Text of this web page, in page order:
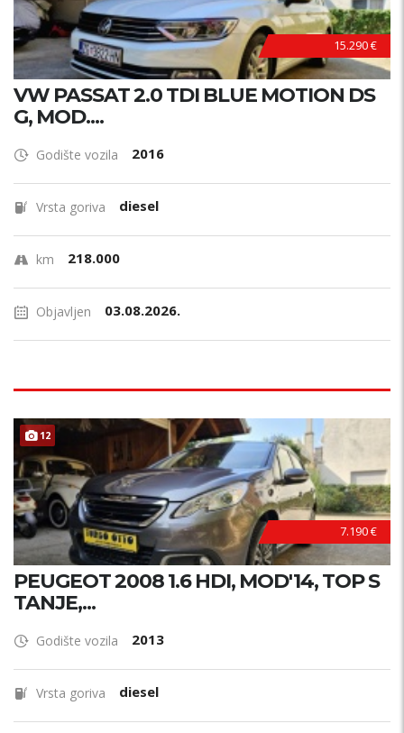
15.290 €
VW PASSAT 2.0 TDI BLUE MOTION DS
G, MOD....
Godište vozila 2016
Vrsta goriva diesel
km 218.000
Objavljen 03.08.2026.
12
7.190 €
PEUGEOT 2008 1.6 HDI, MOD'14, TOP S
TANJE,...
Godište vozila 2013
Vrsta goriva diesel